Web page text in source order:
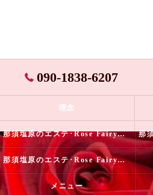
090-1838-6207
理念
那須塩原のエステ･Rose Fairyの口コミ情報
那須塩原のエステ･Rose Fairyのお客様の声
メニュー